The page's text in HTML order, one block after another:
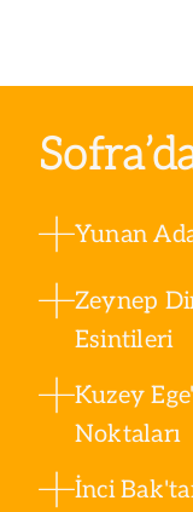
Yunan
Zeynep
Esintileri
Kuzey
Noktaları
İnci